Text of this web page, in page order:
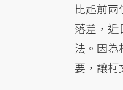
比起前
落差，近
法。因為
要，讓柯